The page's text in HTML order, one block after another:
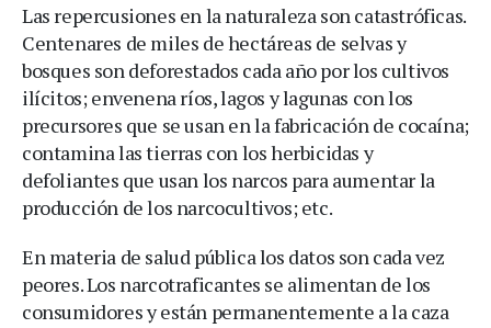
Las repercusiones en la naturaleza son catastróficas.
Centenares de miles de hectáreas de selvas y
bosques son deforestados cada año por los cultivos
ilícitos; envenena ríos, lagos y lagunas con los
precursores que se usan en la fabricación de cocaína;
contamina las tierras con los herbicidas y
defoliantes que usan los narcos para aumentar la
producción de los narcocultivos; etc.
En materia de salud pública los datos son cada vez
peores. Los narcotraficantes se alimentan de los
consumidores y están permanentemente a la caza